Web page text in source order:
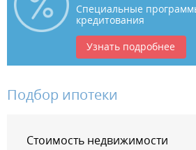
Специальные
кредитования
Узнать подробнее
Подбор ипотеки
Стоимость недвижимости